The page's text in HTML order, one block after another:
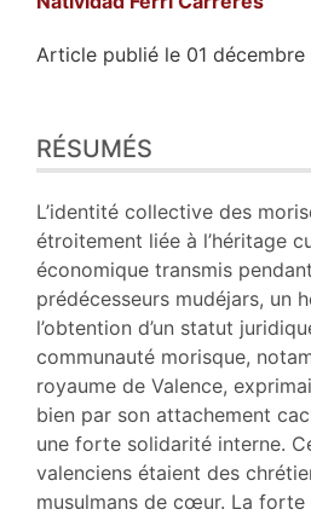
Article publié le 01 décembre
Plan
Texte
Bibliographie
Notes
Citer cet article
Auteur
RÉSUMÉS
L’identité collective des
étroitement liée à l’héritage
économique transmis
prédécesseurs mudéjars, un
l’obtention d’un statut
communauté morisque,
royaume de Valence,
bien par son attachement
une forte solidarité interne.
valenciens étaient des
musulmans de cœur. La forte